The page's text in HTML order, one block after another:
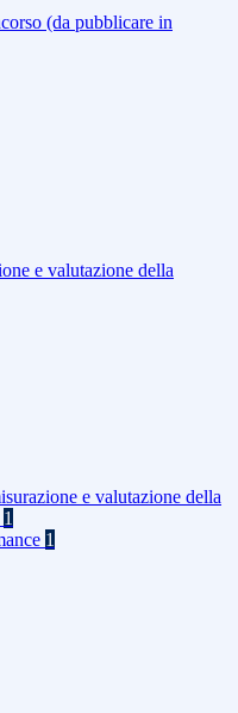
(da pubblicare in
e valutazione della
e valutazione della
1
1